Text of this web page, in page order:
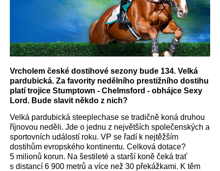
Vrcholem české dostihové sezony bude 134. Velká
pardubická. Za favority nedělního prestižního dostihu
platí trojice Stumptown - Chelmsford - obhájce Sexy
Lord. Bude slavit někdo z nich?
Velká pardubická steeplechase se tradičně koná druhou
říjnovou neděli. Jde o jednu z největších společenských a
sportovních událostí roku. VP se řadí k nejtěžším
dostihům evropského kontinentu. Celková dotace?
5 milionů korun. Na šestileté a starší koně čeká trať
s distancí 6 900 metrů a více než 30 překážkami. K těm